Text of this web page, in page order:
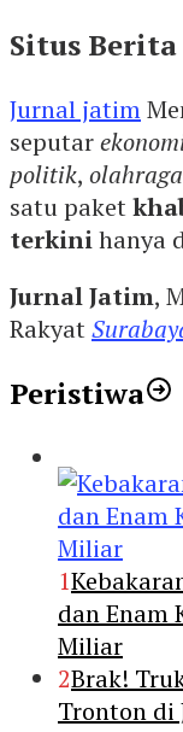
Situs
Jurnal jatim
seputar
politik, olahraga
satu paket
terkinihanya
Jurnal Jatim,
Rakyat
Peristiwa
1
dan Enam
Miliar
2Brak!
Tronton di